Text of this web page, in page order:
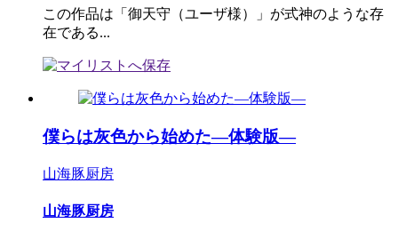
この作品は「御天守（ユーザ様）」が式神のような存
在である...
僕らは灰色から始めた―体験版―
山海豚厨房
山海豚厨房